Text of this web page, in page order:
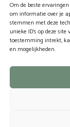
Om de beste
om informatie over je
stemmen met deze
unieke ID's op deze
toestemming intrekt,
en mogelijkheden.
© Copyright 2020
Lorino.nl is